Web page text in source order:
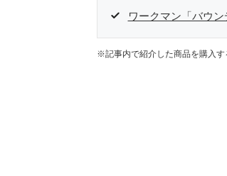
ワークマン「バウ
※記事内で紹介した商品を購入す